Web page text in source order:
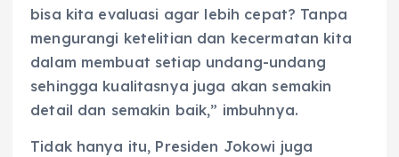
bisa kita evaluasi agar lebih cepat? Tanpa
mengurangi ketelitian dan kecermatan kita
dalam membuat setiap undang-undang
sehingga kualitasnya juga akan semakin
detail dan semakin baik,” imbuhnya.
Tidak hanya itu, Presiden Jokowi juga